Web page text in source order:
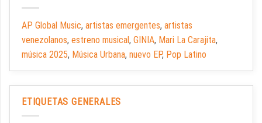
AP Global Music, artistas emergentes, artistas
venezolanos, estreno musical, GINIA, Mari La Carajita,
música 2025, Música Urbana, nuevo EP, Pop Latino
ETIQUETAS GENERALES